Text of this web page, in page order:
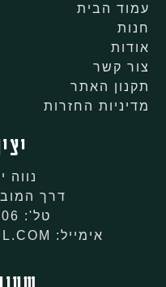
עמוד הבית
חנות
אודות
צור קשר
תקנון האתר
מדיניות החזרות
נווה
דרך המוביל 99, נווה
טל': 053-220-0006
אימייל: NIVOSMAN@GMAIL.COM